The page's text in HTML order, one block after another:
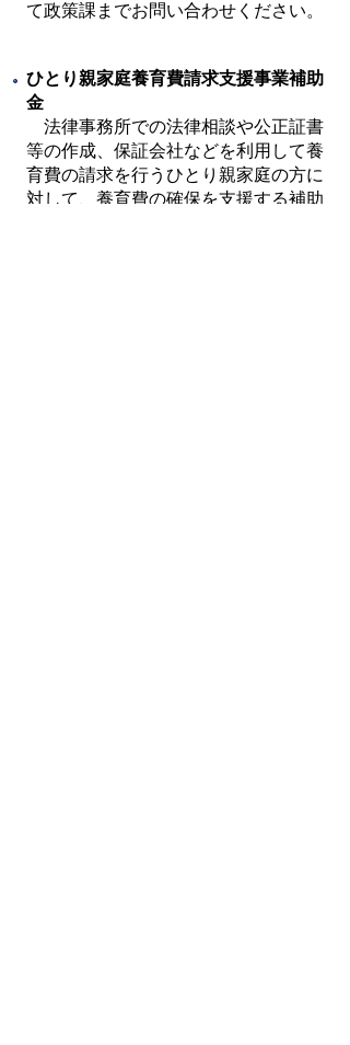
て政策課までお問い合わせください。
ひとり親家庭養育費請求支援事業補助
金
法律事務所での法律相談や公正証書
等の作成、保証会社などを利用して養
育費の請求を行うひとり親家庭の方に
対して、養育費の確保を支援する補助